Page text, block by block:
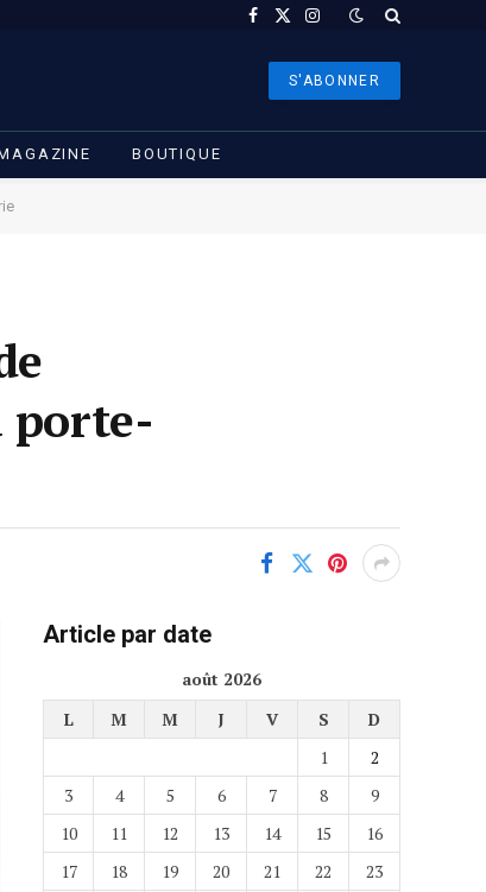
Facebook
X
Instagram
S'ABONNER
BOUTIQUE
porte-
Article par date
août 2026
L
M M J V S
D
1
2
3
4 5 6 7 8
9
10
11 12 13 14 15
16
17
18 19 20 21 22
23